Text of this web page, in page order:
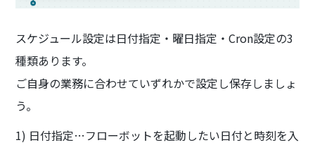
スケジュール設定は日付指定・曜日指定・Cron設定の3
種類あります。
ご自身の業務に合わせていずれかで設定し保存しましょ
う。
1) 日付指定…フローボットを起動したい日付と時刻を入